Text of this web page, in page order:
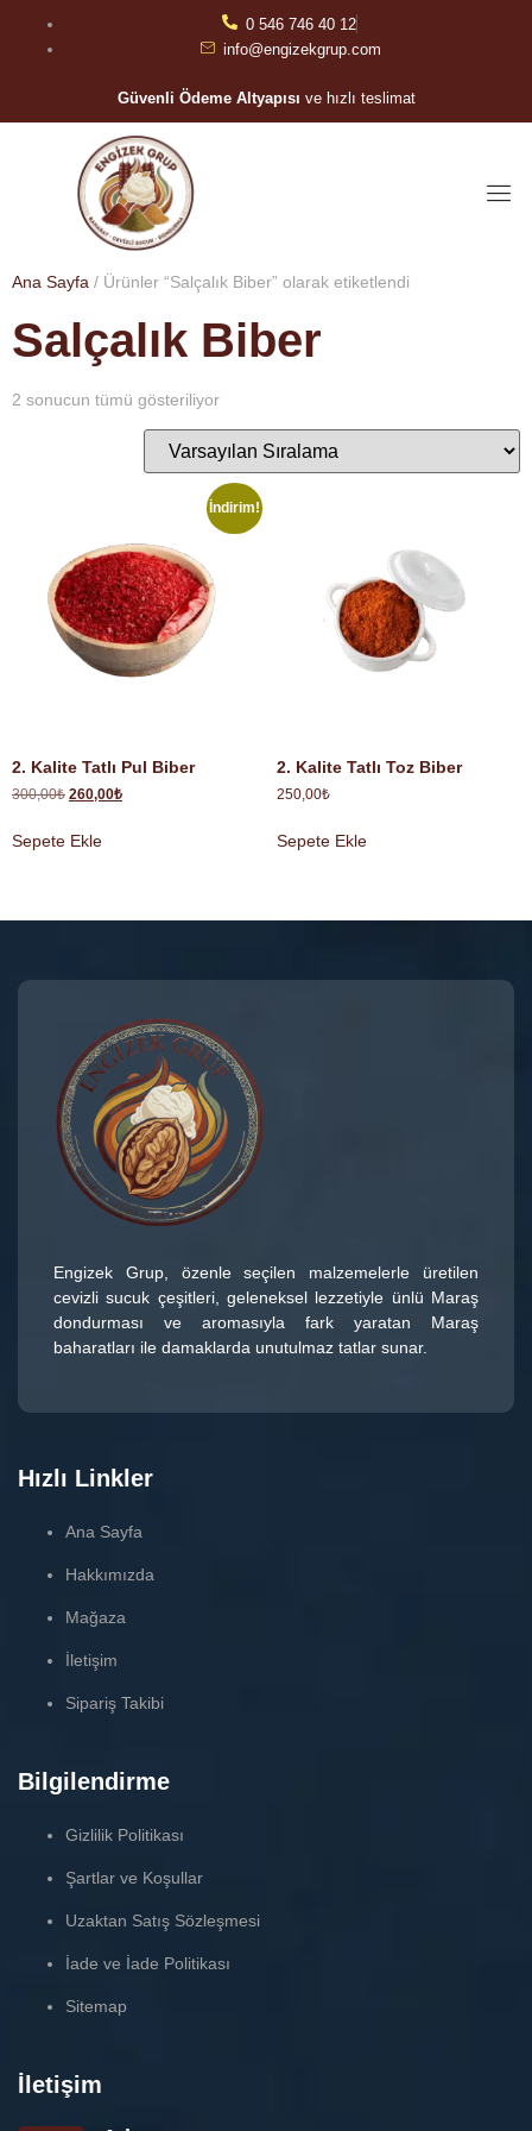
0 546 746 40 12
info@engizekgrup.com
Güvenli Ödeme Altyapısı ve hızlı teslimat
Ana Sayfa / Ürünler “Salçalık Biber” olarak etiketlendi
Salçalık Biber
2 sonucun tümü gösteriliyor
İndirim!
2. Kalite Tatlı Pul Biber
300,00₺ 260,00₺
Sepete Ekle
2. Kalite Tatlı Toz Biber
250,00₺
Sepete Ekle
Engizek Grup, özenle seçilen malzemelerle üretilen
cevizli sucuk çeşitleri, geleneksel lezzetiyle ünlü Maraş
dondurması ve aromasıyla fark yaratan Maraş
baharatları ile damaklarda unutulmaz tatlar sunar.
Hızlı Linkler
Ana Sayfa
Hakkımızda
Mağaza
İletişim
Sipariş Takibi
Bilgilendirme
Gizlilik Politikası
Şartlar ve Koşullar
Uzaktan Satış Sözleşmesi
İade ve İade Politikası
Sitemap
İletişim